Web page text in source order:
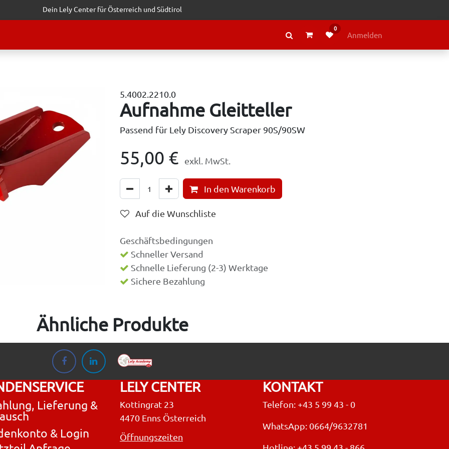
Dein Lely Center für Österreich und Südtirol
ÜBER LELY
0
Anmelden
5.4002.2210.0
Aufnahme Gleitteller
Passend für Lely Discovery Scraper 90S/90SW
55,00 € exkl. MwSt.
In den Warenkorb
Auf die Wunschliste
Geschäftsbedingungen
Schneller Versand
Schnelle Lieferung (2-3) Werktage
Sichere Bezahlung
Ähnliche Produkte
Lieferung &
& Login
LELY CENTER
Kottingrat 23
4470 Enns Österreich
Öffnungszeiten
KONTAKT
Telefon: +43 5 99 43 - 0
WhatsApp: 0664/9632781